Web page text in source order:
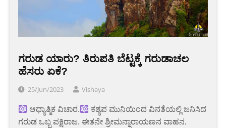
ಗರುಡ ಯಾರು? ತಿರುಪತಿ ಬೆಟ್ಟಕ್ಕೆ ಗರುಡಾಚಲ
ಹೆಸರು ಏಕೆ?
25/Jun/2023 Vishaya
ಆಧ್ಯಾತ್ಮಿಕ ವಿಚಾರ.
ಕಶ್ಯಪ ಮುನಿಯಿಂದ ವಿನತೆಯಲ್ಲಿ ಜನಿಸಿದ
ಗರುಡ ಒಬ್ಬ ಪಕ್ಷಿರಾಜ. ಈತನೇ ಶ್ರೀಮನ್ನಾರಾಯಣನ ವಾಹನ.